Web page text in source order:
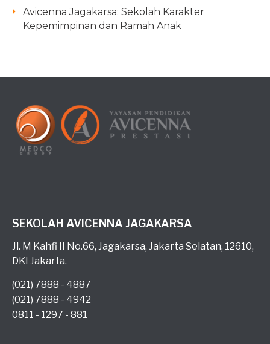
Avicenna Jagakarsa: Sekolah Karakter
Kepemimpinan dan Ramah Anak
SEKOLAH AVICENNA JAGAKARSA
Jl. M Kahfi II No.66, Jagakarsa, Jakarta Selatan, 12610,
DKI Jakarta.
(021) 7888 - 4887
(021) 7888 - 4942
0811 - 1297 - 881